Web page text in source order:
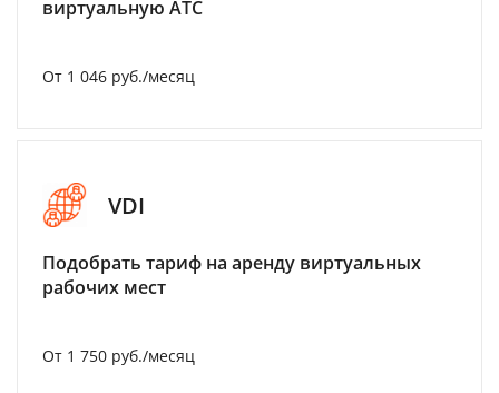
виртуальную АТС
От 1 046 руб./месяц
VDI
Подобрать тариф на аренду виртуальных
рабочих мест
От 1 750 руб./месяц